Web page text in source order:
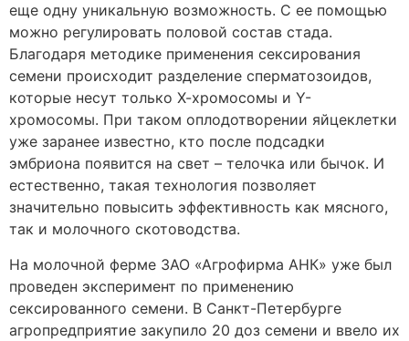
еще одну уникальную возможность. С ее помощью
можно регулировать половой состав стада.
Благодаря методике применения сексирования
семени происходит разделение сперматозоидов,
которые несут только Х-хромосомы и Y-
хромосомы. При таком оплодотворении яйцеклетки
уже заранее известно, кто после подсадки
эмбриона появится на свет – телочка или бычок. И
естественно, такая технология позволяет
значительно повысить эффективность как мясного,
так и молочного скотоводства.
На молочной ферме ЗАО «Агрофирма АНК» уже был
проведен эксперимент по применению
сексированного семени. В Санкт-Петербурге
агропредприятие закупило 20 доз семени и ввело их